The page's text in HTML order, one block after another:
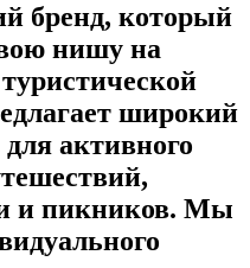
бренд, который
нишу на
широкий
активного
и пикников. Мы